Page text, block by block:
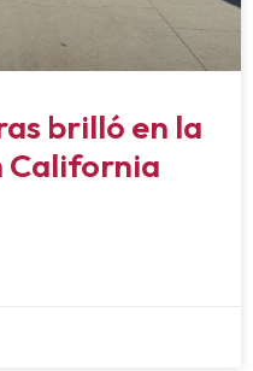
brilló en la
California